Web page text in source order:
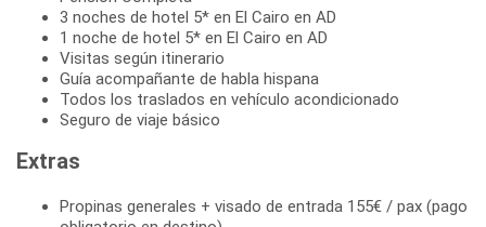
3 noches de hotel 5* en El Cairo en AD
1 noche de hotel 5* en El Cairo en AD
Visitas según itinerario
Guía acompañante de habla hispana
Todos los traslados en vehículo acondicionado
Seguro de viaje básico
Extras
Propinas generales + visado de entrada 155€ / pax (pago